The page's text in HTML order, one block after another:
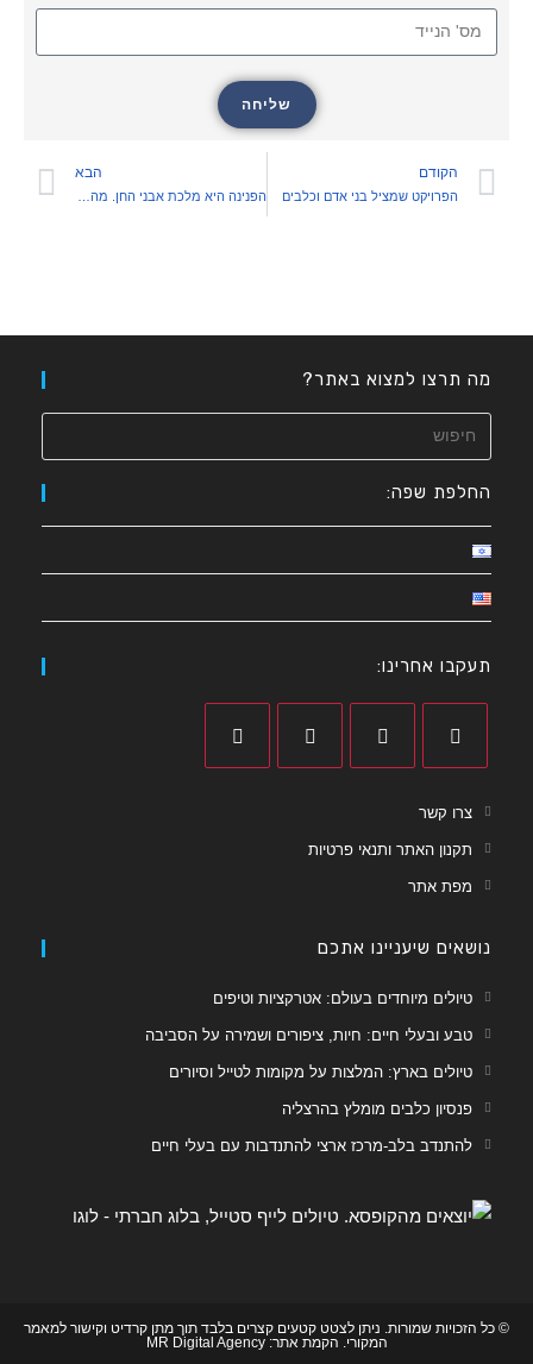
שליחה
הקודם
הפרויקט שמציל בני אדם וכלבים
הבא
מה תרצו למצוא באתר?
החלפת שפה:
תעקבו אחרינו:
צרו קשר
תקנון האתר ותנאי פרטיות
מפת אתר
נושאים שיעניינו אתכם
טיולים מיוחדים בעולם: אטרקציות וטיפים
טבע ובעלי חיים: חיות, ציפורים ושמירה על הסביבה
טיולים בארץ: המלצות על מקומות לטייל וסיורים
פנסיון כלבים מומלץ בהרצליה
להתנדב בלב-מרכז ארצי להתנדבות עם בעלי חיים
© כל הזכויות שמורות. ניתן לצטט קטעים קצרים בלבד תוך מתן קרדיט וקישור למאמר
המקורי. הקמת אתר:MR Digital Agency